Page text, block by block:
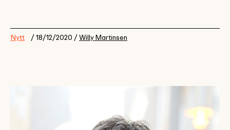
Nytt / 18/12/2020 /Willy Martinsen